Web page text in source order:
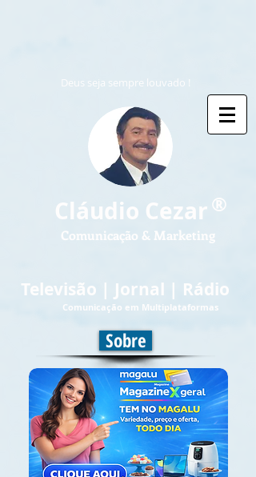
Sobre
Televisão | Jornal | Rádio
Comunicação em Multiplataformas
®
Cláudio Cezar
Comunicação & Marketing
Deus seja sempre louvado !